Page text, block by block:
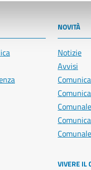
NOVITÀ
Notizie
Avvisi
Comunale
Comunale
VIVERE IL